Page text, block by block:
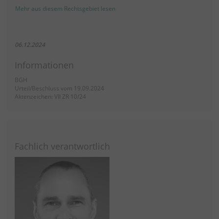
Mehr aus diesem Rechtsgebiet lesen
06.12.2024
Informationen
BGH
Urteil/Beschluss vom 19.09.2024
Aktenzeichen: VII ZR 10/24
Fachlich verantwortlich